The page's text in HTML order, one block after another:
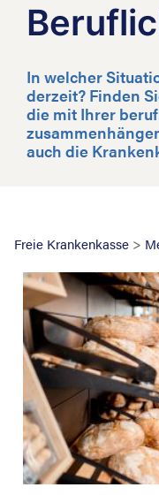
In welcher
derzeit? Finden
die mit Ihrer
auch die
Freie Krankenkasse>